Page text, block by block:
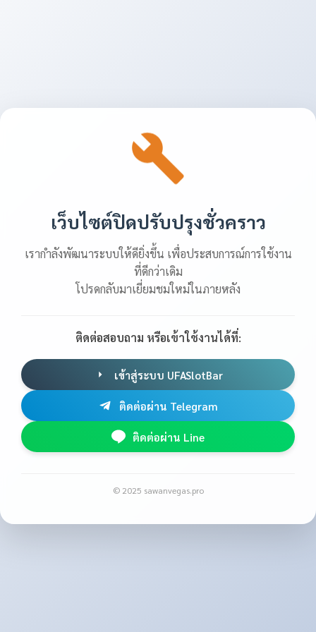
เว็บไซต์ปิดปรับปรุงชั่วคราว
เรากำลังพัฒนาระบบให้ดียิ่งขึ้น เพื่อประสบการณ์การใช้งาน
ที่ดีกว่าเดิม
โปรดกลับมาเยี่ยมชมใหม่ในภายหลัง
ติดต่อสอบถาม หรือเข้าใช้งานได้ที่:
เข้าสู่ระบบ UFASlotBar
ติดต่อผ่าน Telegram
ติดต่อผ่าน Line
© 2025 sawanvegas.pro